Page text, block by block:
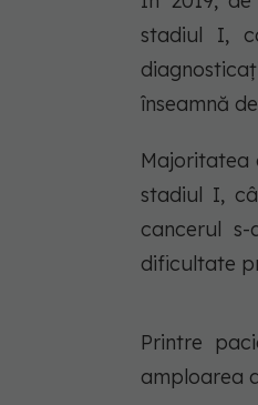
stadiul I,
înseamnă
Majoritatea
stadiul I,
cancerul
dificultate
Printre
amploarea